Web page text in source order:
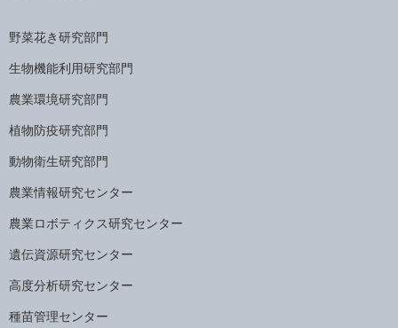
野菜花き研究部門
生物機能利用研究部門
農業環境研究部門
植物防疫研究部門
動物衛生研究部門
農業情報研究センター
農業ロボティクス研究センター
遺伝資源研究センター
高度分析研究センター
種苗管理センター